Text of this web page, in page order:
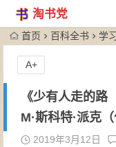
淘书党
首页 百科全书 学
《少有人走的路
M·斯科特·派克
2019年3月12日
A+